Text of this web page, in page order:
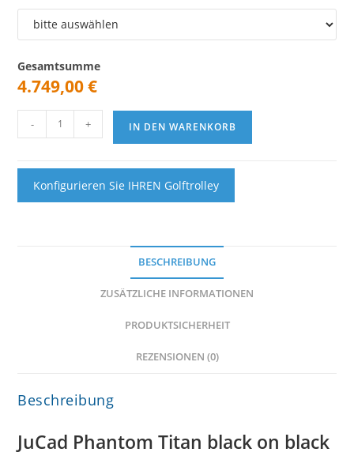
Gesamtsumme
4.749,00€
Phantom
Black
Black
- + IN DEN WARENKORB
Konfigurieren Sie IHREN Golftrolley
BESCHREIBUNG
ZUSÄTZLICHE INFORMATIONEN
PRODUKTSICHERHEIT
REZENSIONEN (0)
Beschreibung
JuCad Phantom Titan black on black